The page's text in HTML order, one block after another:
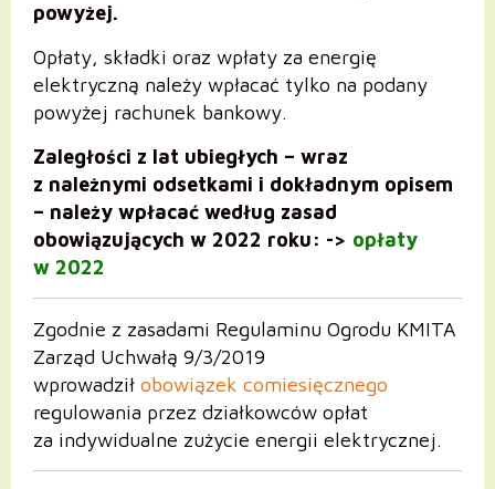
powyżej.
Opłaty, składki oraz wpłaty za energię
elektryczną należy wpłacać tylko na podany
powyżej rachunek bankowy.
Zaległości z lat ubiegłych – wraz
z należnymi odsetkami i dokładnym opisem
– należy wpłacać według zasad
obowiązujących w 2022 roku: -> opłaty
w 2022
Zgodnie z zasadami Regulaminu Ogrodu KMITA
Zarząd Uchwałą 9/3/2019
wprowadził obowiązek comiesięcznego
regulowania przez działkowców opłat
za indywidualne zużycie energii elektrycznej.